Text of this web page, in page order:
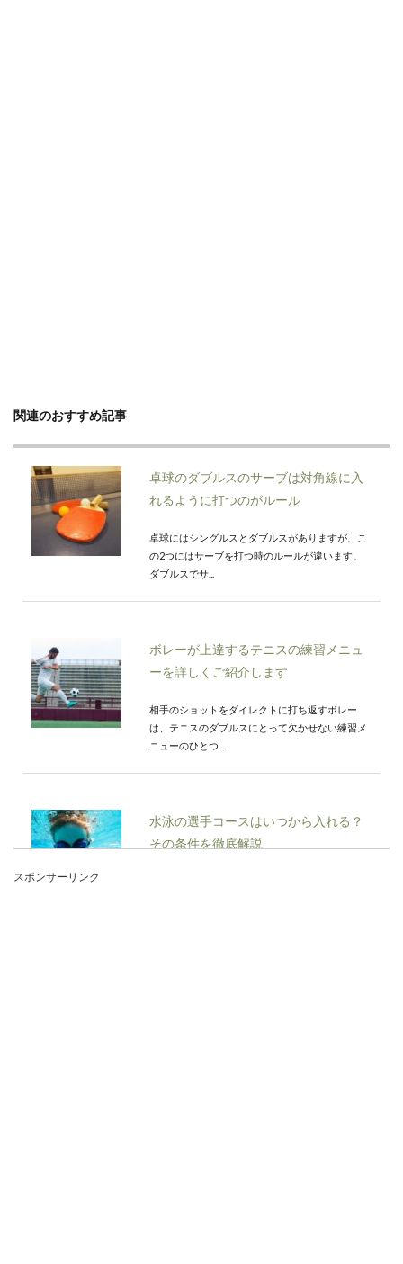
関連のおすすめ記事
卓球のダブルスのサーブは対角線に入
れるように打つのがルール
卓球にはシングルスとダブルスがありますが、こ
の2つにはサーブを打つ時のルールが違います。
ダブルスでサ...
ボレーが上達するテニスの練習メニュ
ーを詳しくご紹介します
相手のショットをダイレクトに打ち返すボレー
は、テニスのダブルスにとって欠かせない練習メ
ニューのひとつ...
水泳の選手コースはいつから入れる？
その条件を徹底解説
スポンサーリンク